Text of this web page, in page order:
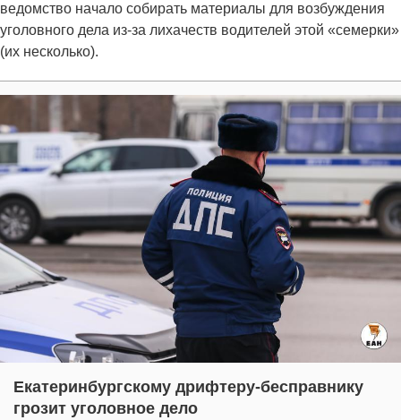
ведомство начало собирать материалы для возбуждения
уголовного дела из-за лихачеств водителей этой «семерки»
(их несколько).
Екатеринбургскому дрифтеру-бесправнику
грозит уголовное дело